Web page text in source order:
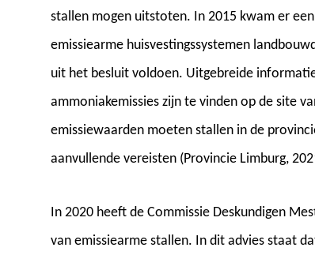
stallen mogen uitstoten. In 2015 kwam er
emissiearme huisvestingssystemen
uit het besluit voldoen. Uitgebreide
ammoniakemissies zijn te vinden op de site
emissiewaarden moeten stallen in de
aanvullende vereisten (Provincie Limburg,
In 2020 heeft de Commissie Deskundigen
van emissiearme stallen. In dit advies staat